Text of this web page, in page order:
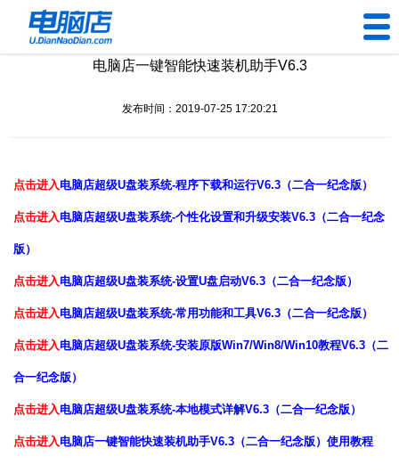
装机问题
电脑店一键智能快速装机助手V6.3
发布时间：2019-07-25 17:20:21
点击进入电脑店超级U盘装系统-程序下载和运行V6.3（二合一纪念版）
点击进入电脑店超级U盘装系统-个性化设置和升级安装V6.3（二合一纪念
版）
点击进入电脑店超级U盘装系统-设置U盘启动V6.3（二合一纪念版）
点击进入电脑店超级U盘装系统-常用功能和工具V6.3（二合一纪念版）
点击进入电脑店超级U盘装系统-安装原版Win7/Win8/Win10教程V6.3（二
合一纪念版）
点击进入电脑店超级U盘装系统-本地模式详解V6.3（二合一纪念版）
点击进入电脑店一键智能快速装机助手V6.3（二合一纪念版）使用教程